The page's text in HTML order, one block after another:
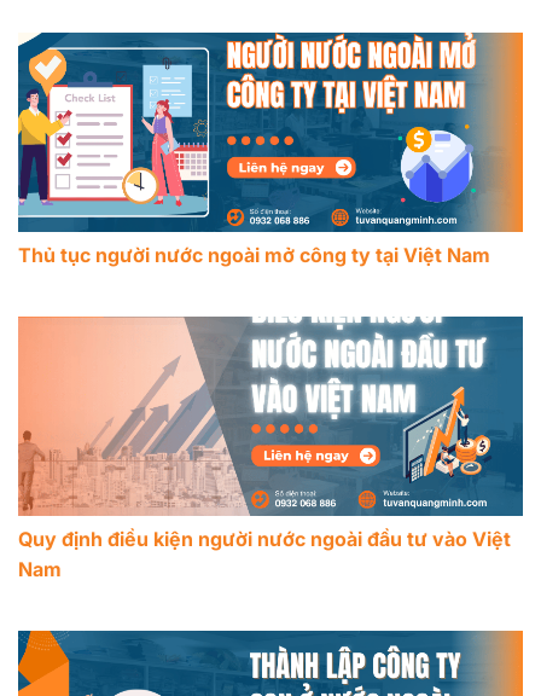
Thủ tục người nước ngoài mở công ty tại Việt Nam
Quy định điều kiện người nước ngoài đầu tư vào Việt
Nam